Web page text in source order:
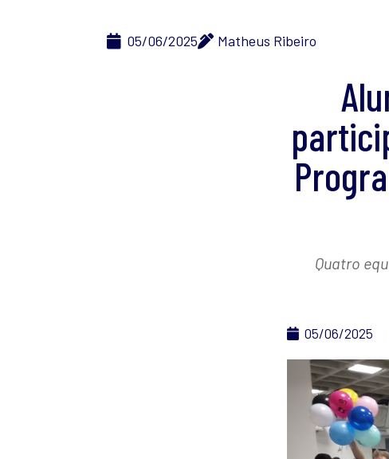
05/06/2025 Matheus Ribeiro
Quatro
05/06/2025